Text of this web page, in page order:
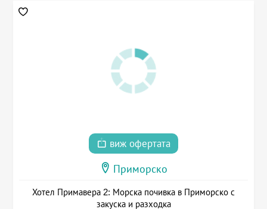
виж офертата
Приморско
Хотел Примавера 2: Морска почивка в Приморско с
закуска и разходка